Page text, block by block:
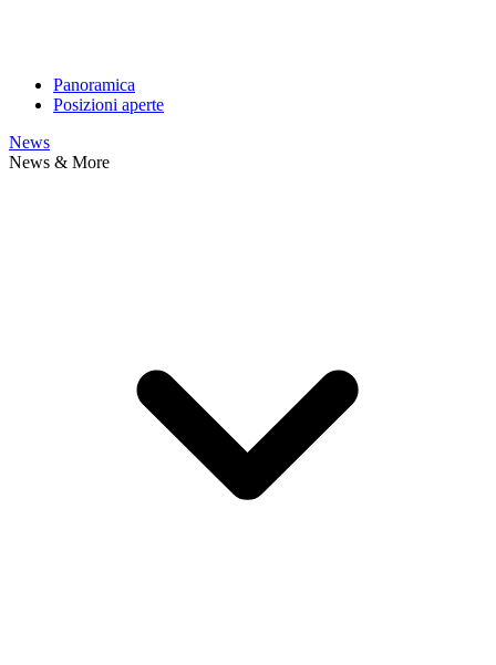
Panoramica
Posizioni aperte
News
News & More